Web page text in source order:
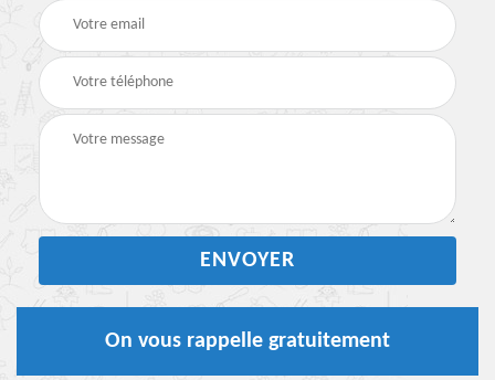
On vous rappelle gratuitement